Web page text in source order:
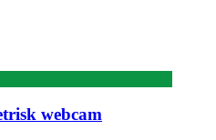
webcam